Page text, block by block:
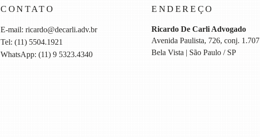
CONTATO
E-mail: ricardo@decarli.adv.br
Tel: (11) 5504.1921
WhatsApp: (11) 9 5323.4340
ENDEREÇO
Ricardo De Carli Advogado
Avenida Paulista, 726, conj. 1.707
Bela Vista | São Paulo / SP